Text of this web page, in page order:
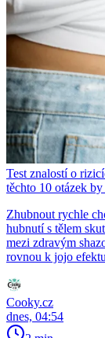
Test znalostí o
těchto 10 otázek
Zhubnout rychle
hubnutí s tělem
mezi zdravým
rovnou k jojo
Cooky.cz
dnes, 04:54